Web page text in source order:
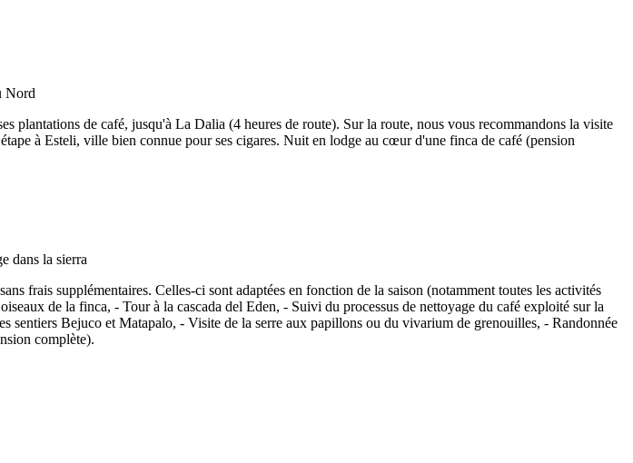
plantations de café, jusqu'à La Dalia (4 heures de route). Sur la route, nous vous recommandons la visite
à Esteli, ville bien connue pour ses cigares. Nuit en lodge au cœur d'une finca de café (pension
frais supplémentaires. Celles-ci sont adaptées en fonction de la saison (notamment toutes les activités
de la finca, - Tour à la cascada del Eden, - Suivi du processus de nettoyage du café exploité sur la
sentiers Bejuco et Matapalo, - Visite de la serre aux papillons ou du vivarium de grenouilles, - Randonnée
complète).